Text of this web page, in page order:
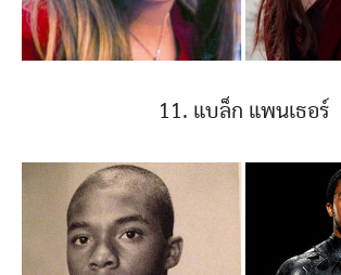
11. แบล็ก แพนเธอร์